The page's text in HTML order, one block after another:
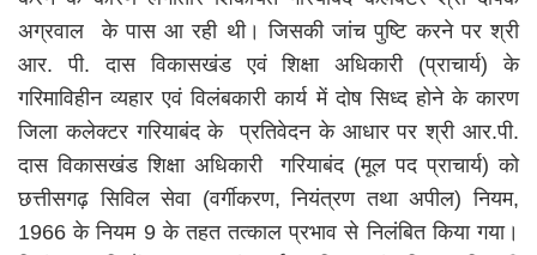
अग्रवाल के पास आ रही थी। जिसकी जांच पुष्टि करने पर श्री
आर. पी. दास विकासखंड एवं शिक्षा अधिकारी (प्राचार्य) के
गरिमाविहीन व्यहार एवं विलंबकारी कार्य में दोष सिध्द होने के कारण
जिला कलेक्टर गरियाबंद के प्रतिवेदन के आधार पर श्री आर.पी.
दास विकासखंड शिक्षा अधिकारी गरियाबंद (मूल पद प्राचार्य) को
छत्तीसगढ़ सिविल सेवा (वर्गीकरण, नियंत्रण तथा अपील) नियम,
1966 के नियम 9 के तहत तत्काल प्रभाव से निलंबित किया गया।